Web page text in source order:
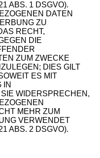
ABS. 1 DSGVO).
DATEN
ZU
RECHT,
DIE
ZUM ZWECKE
DIES GILT
ES MIT
IN
WIDERSPRECHEN,
MEHR ZUM
VERWENDET
ABS. 2 DSGVO).